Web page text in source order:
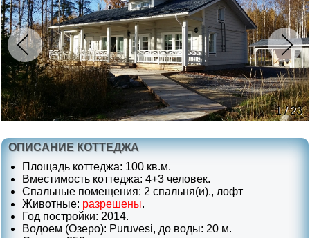
1 / 23
ОПИСАНИЕ КОТТЕДЖА
Площадь коттеджа: 100 кв.м.
Вместимость коттеджа: 4+3 человек.
Спальные помещения: 2 спальня(и)., лофт
Животные: разрешены.
Год постройки: 2014.
Водоем (Озеро): Puruvesi, до воды: 20 м.